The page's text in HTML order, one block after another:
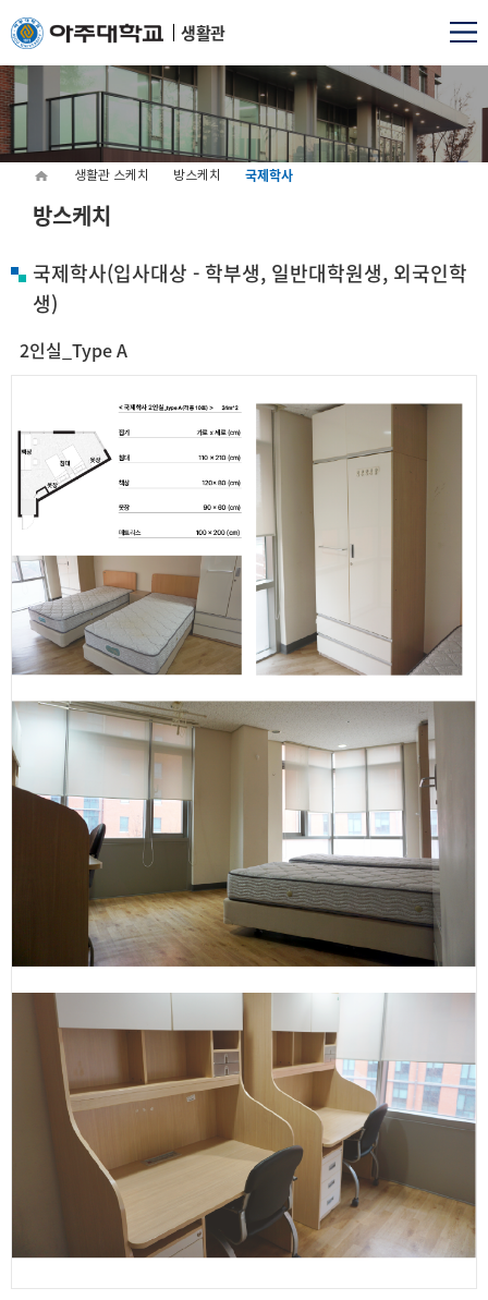
생활관
생활관 스케치 방스케치 국제학사
방스케치
국제학사(입사대상 - 학부생, 일반대학원생, 외국인학
생)
2인실_Type A